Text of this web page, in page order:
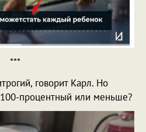
***
говорит Карл. Но
процентный или меньше?